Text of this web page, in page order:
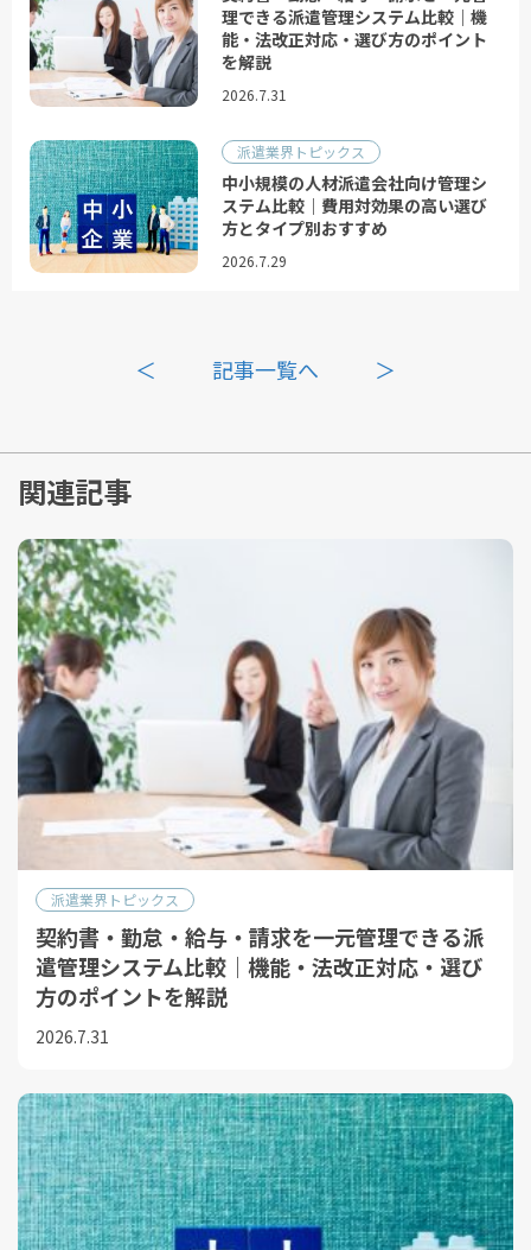
理できる派遣管理システム比較｜機
能・法改正対応・選び方のポイント
を解説
2026.7.31
派遣業界トピックス
中小規模の人材派遣会社向け管理シ
ステム比較｜費用対効果の高い選び
方とタイプ別おすすめ
2026.7.29
＜ 記事一覧へ ＞
関連記事
派遣業界トピックス
契約書・勤怠・給与・請求を一元管理できる派
遣管理システム比較｜機能・法改正対応・選び
方のポイントを解説
2026.7.31